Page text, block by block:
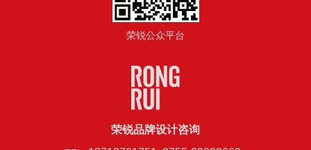
荣锐公众平台
荣锐品牌设计咨询